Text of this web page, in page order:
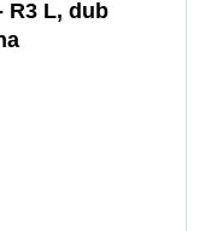
R3 L, dub